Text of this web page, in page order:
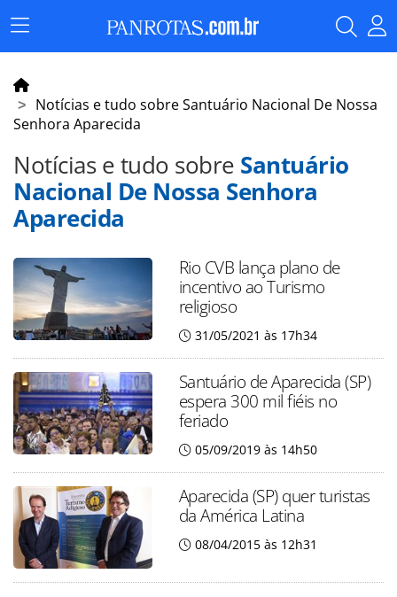
Menu
Principal
Notícias e tudo sobre Santuário Nacional De Nossa
Senhora Aparecida
Notícias e tudo sobre Santuário
Nacional De Nossa Senhora
Aparecida
Rio CVB lança plano de
incentivo ao Turismo
religioso
31/05/2021 às 17h34
Santuário de Aparecida (SP)
espera 300 mil fiéis no
feriado
05/09/2019 às 14h50
Aparecida (SP) quer turistas
da América Latina
08/04/2015 às 12h31